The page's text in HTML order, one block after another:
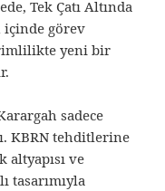
Tek Çatı Altında
görev
yeni bir
sadece
KBRN tehditlerine
ve
tasarımıyla